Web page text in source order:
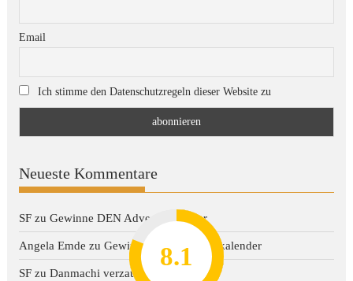
8.2
7.8
7.1
7
8.1
Email
Ich stimme den Datenschutzregeln dieser Website zu
Neueste Kommentare
SF zuGewinne DEN Adventskalender
Angela Emde zuGewinne DEN Adventskalender
SF zuDanmachi verzaubert später